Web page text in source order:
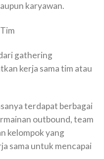
karyawan.
gathering
kerja sama tim atau
terdapat berbagai
outbound, team
kelompok yang
sama untuk mencapai